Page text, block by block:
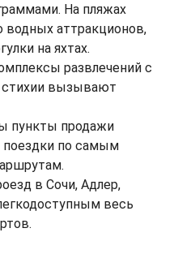
На пляжах
аттракционов,
на яхтах.
развлечений с
стихии вызывают
пункты продажи
поездки по самым
в Сочи, Адлер,
весь